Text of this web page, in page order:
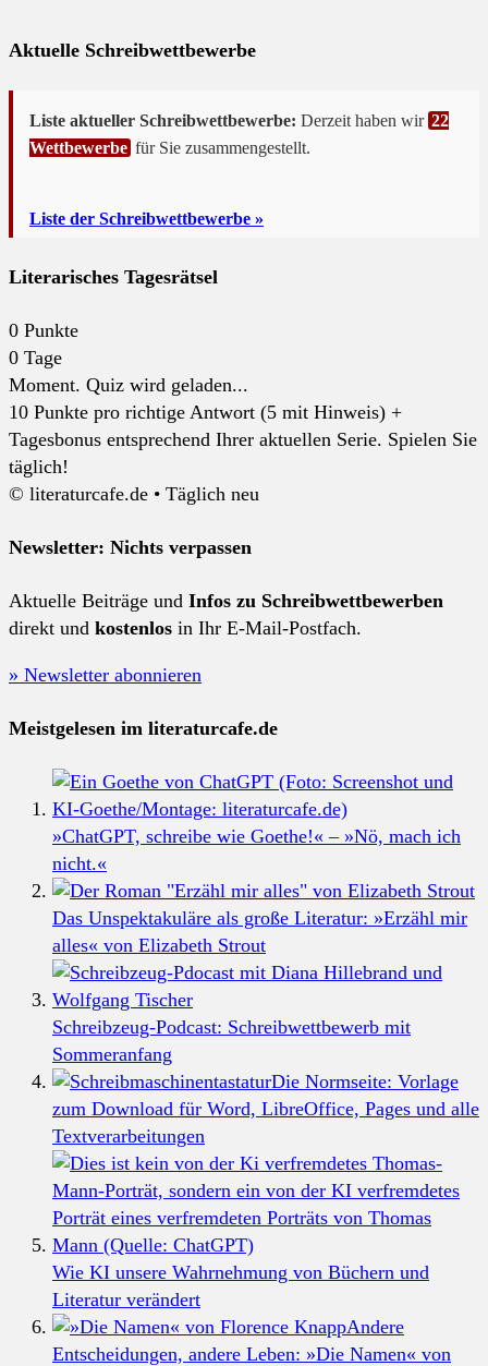
Aktuelle Schreibwettbewerbe
Liste aktueller Schreibwettbewerbe: Derzeit haben wir 22
Wettbewerbe für Sie zusammengestellt.
Liste der Schreibwettbewerbe »
Literarisches Tagesrätsel
0 Punkte
0 Tage
Moment. Quiz wird geladen...
10 Punkte pro richtige Antwort (5 mit Hinweis) +
Tagesbonus entsprechend Ihrer aktuellen Serie. Spielen Sie
täglich!
© literaturcafe.de • Täglich neu
Newsletter: Nichts verpassen
Aktuelle Beiträge und Infos zu Schreibwettbewerben
direkt und kostenlos in Ihr E-Mail-Postfach.
» Newsletter abonnieren
Meistgelesen im literaturcafe.de
»ChatGPT, schreibe wie Goethe!« – »Nö, mach ich
nicht.«
Das Unspektakuläre als große Literatur: »Erzähl mir
alles« von Elizabeth Strout
Schreibzeug-Podcast: Schreibwettbewerb mit
Sommeranfang
Die Normseite: Vorlage
zum Download für Word, LibreOffice, Pages und alle
Textverarbeitungen
Wie KI unsere Wahrnehmung von Büchern und
Literatur verändert
Andere
Entscheidungen, andere Leben: »Die Namen« von